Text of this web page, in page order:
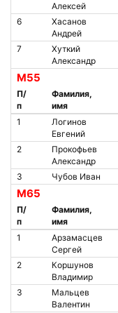
Алексей
6
Хасанов
Андрей
7
Хуткий
Александр
М55
П/
п
Фамилия,
имя
1
Логинов
Евгений
2
Прокофьев
Александр
3 Чубов Иван
М65
П/
п
Фамилия,
имя
1
Арзамасцев
Сергей
2
Коршунов
Владимир
3
Мальцев
Валентин